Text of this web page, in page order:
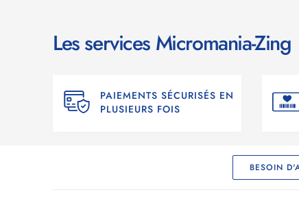
Les services Micromania-Zing
PAIEMENTS SÉCURISÉS EN
PLUSIEURS FOIS
BESOIN